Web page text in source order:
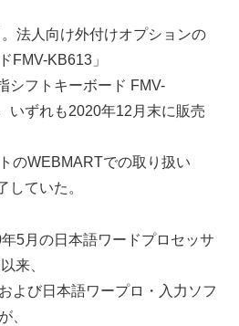
法人向け外付けオプションの
FMV-KB613」
シフトキーボード FMV-
いずれも2020年12月末に販売
のWEBMARTでの取り扱い
していた。
5月の日本語ワードプロセッサ
来、
よび日本語ワープロ・入力ソフ
、